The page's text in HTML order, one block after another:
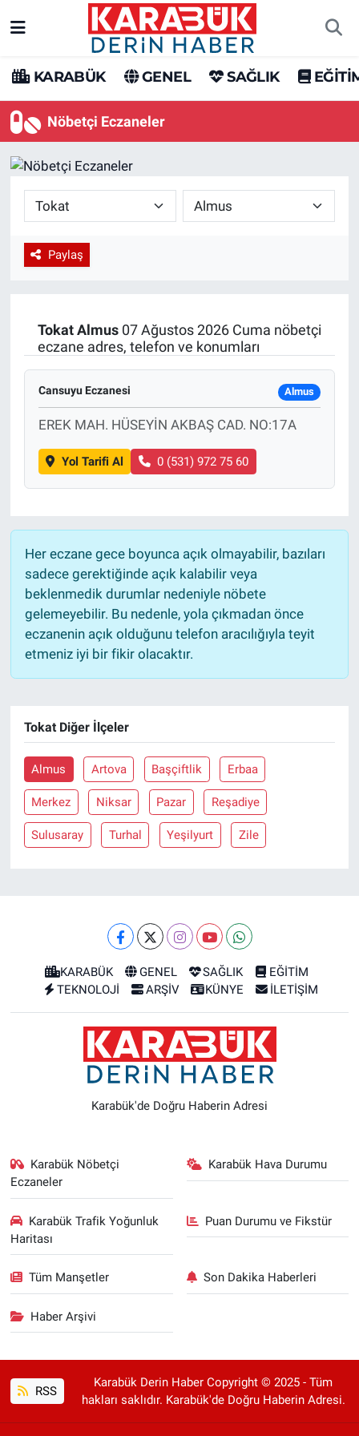
KARABÜK GENEL SAĞLIK
Nöbetçi Eczaneler
Paylaş
Tokat Almus07 Ağustos 2026 Cuma nöbetçi
eczane adres, telefon ve konumları
Cansuyu Eczanesi Almus
EREK MAH. HÜSEYİN AKBAŞ CAD. NO:17A
Yol Tarifi Al 0 (531) 972 75 60
Her eczane gece boyunca açık olmayabilir, bazıları
sadece gerektiğinde açık kalabilir veya
beklenmedik durumlar nedeniyle nöbete
gelemeyebilir. Bu nedenle, yola çıkmadan önce
eczanenin açık olduğunu telefon aracılığıyla teyit
etmeniz iyi bir fikir olacaktır.
Tokat Diğer İlçeler
Almus Artova Başçiftlik Erbaa
Merkez Niksar Pazar Reşadiye
Sulusaray Turhal Yeşilyurt Zile
KARABÜK GENEL SAĞLIK
EĞİTİM
TEKNOLOJİ
ARŞİV KÜNYE İLETİŞİM
Karabük'de Doğru Haberin Adresi
Karabük Nöbetçi
Eczaneler
Karabük Hava Durumu
Karabük Trafik Yoğunluk
Haritası
Puan Durumu ve Fikstür
Tüm Manşetler Son Dakika Haberleri
Haber Arşivi
RSS
Karabük Derin Haber Copyright © 2025 - Tüm
hakları saklıdır. Karabük'de Doğru Haberin Adresi.
Karabük Hava Durumu
Karabük Trafik Yoğunluk Haritası
Tüm Manşetler
Son Dakika Haberleri